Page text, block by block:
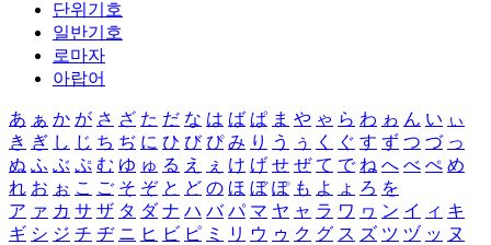
단위기호
일반기호
로마자
아랍어
あ ぁ か が さ ざ た だ な は ば ぱ ま や ゃ ら わ ゎ ん い ぃ
き ぎ し じ ち ぢ に ひ び ぴ み り う ぅ く ぐ す ず つ づ っ
ぬ ふ ぶ ぷ む ゆ ゅ る え ぇ け げ せ ぜ て で ね へ べ ぺ め
れ お ぉ こ ご そ ぞ と ど の ほ ぼ ぽ も よ ょ ろ を
ア ァ カ サ ザ タ ダ ナ ハ バ パ マ ヤ ャ ラ ワ ヮ ン イ ィ キ
ギ シ ジ チ ヂ ニ ヒ ビ ピ ミ リ ウ ゥ ク グ ス ズ ツ ヅ ッ ヌ